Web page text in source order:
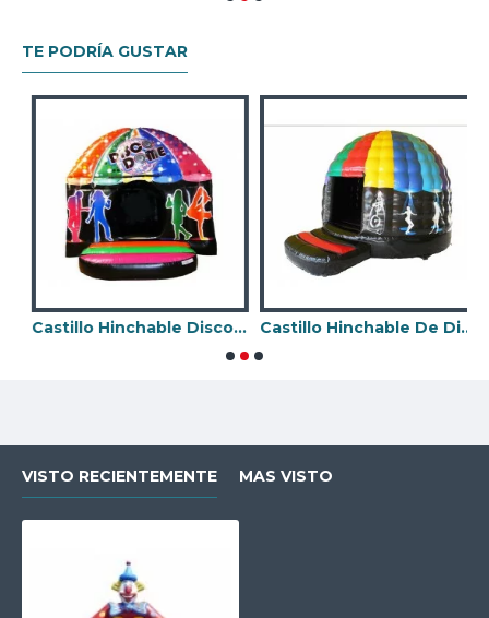
TE PODRÍA GUSTAR
Castillo Hinchable Disco Club Castillo Hinchable De Discoteca
VISTO RECIENTEMENTE MAS VISTO